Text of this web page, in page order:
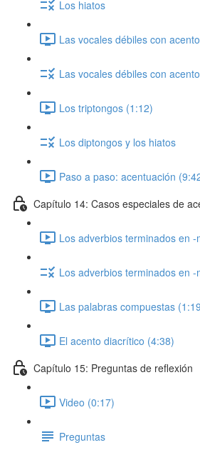
Los hiatos
Las vocales débiles con
Las vocales débiles con acento
Los triptongos (1:12)
Los diptongos y los hiatos
Paso a paso: acentuación
Capítulo 14: Casos especiales de
Los adverbios terminados en
Los adverbios terminados en -
Las palabras compuestas
El acento diacrítico (4:38)
Capítulo 15: Preguntas de reflexión
Video (0:17)
Preguntas